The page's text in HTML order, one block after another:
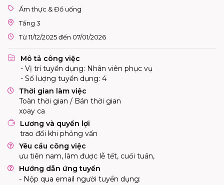
Ẩm thực & Đồ uống
Tầng 3
Từ 11/12/2025 đến 07/01/2026
Mô tả công việc
- Vị trí tuyển dụng: Nhân viên phục vụ
- Số lượng tuyển dụng: 4
Thời gian làm việc
Toàn thời gian / Bán thời gian
xoay ca
Lương và quyền lợi
trao đổi khi phỏng vấn
Yêu cầu công việc
ưu tiên nam, làm được lễ tết, cuối tuần,
Hướng dẫn ứng tuyển
- Nộp qua email người tuyển dụng: